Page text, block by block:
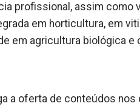
profissional, assim
em horticultura, em
em agricultura biológica
a oferta de conteúdos